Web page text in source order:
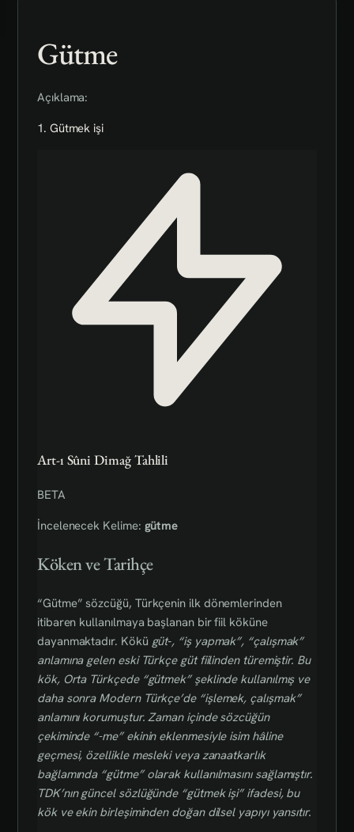
Gütme
Açıklama:
1. Gütmek işi
Art-ı Sûni Dimağ Tahlili
BETA
İncelenecek Kelime: gütme
Köken ve Tarihçe
“Gütme” sözcüğü, Türkçenin ilk dönemlerinden
itibaren kullanılmaya başlanan bir fiil köküne
dayanmaktadır. Kökü güt‑, “iş yapmak”, “çalışmak”
anlamına gelen eski Türkçegütfiilinden türemiştir. Bu
kök, Orta Türkçede “gütmek” şeklinde kullanılmış ve
daha sonra Modern Türkçe’de “işlemek, çalışmak”
anlamını korumuştur. Zaman içinde sözcüğün
çekiminde “-me” ekinin eklenmesiyle isim hâline
geçmesi, özellikle mesleki veya zanaatkarlık
bağlamında “gütme” olarak kullanılmasını sağlamıştır.
TDK’nın güncel sözlüğünde “gütmek işi” ifadesi, bu
kök ve ekin birleşiminden doğan dilsel yapıyı yansıtır.